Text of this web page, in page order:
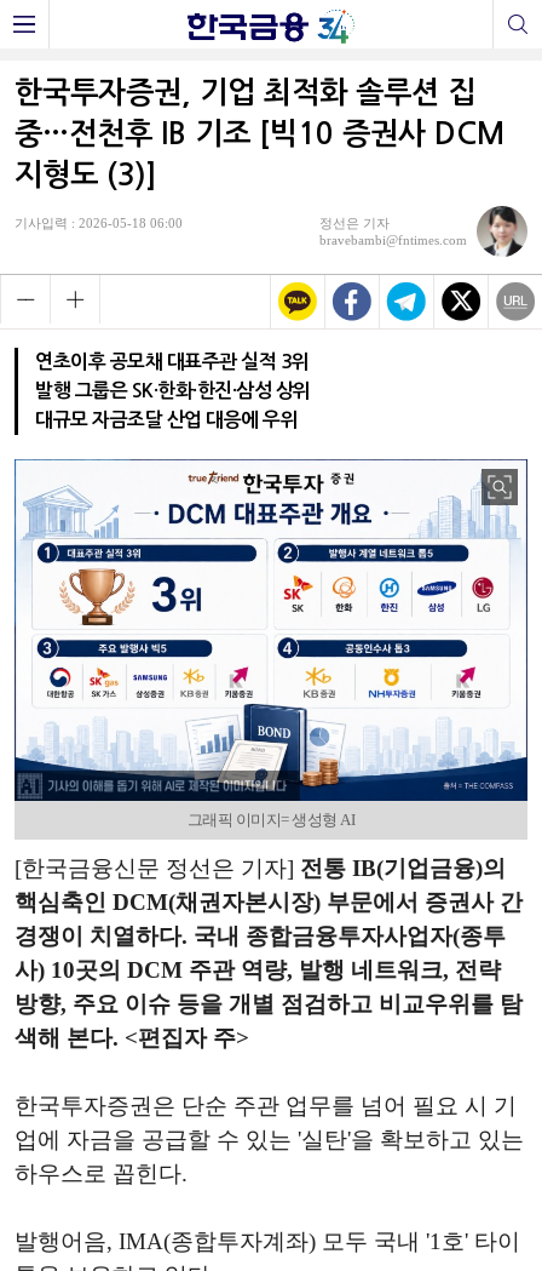
한국투자증권, 기업 최적화 솔루션 집
중…전천후 IB 기조 [빅10 증권사 DCM
지형도 (3)]
기사입력 : 2026-05-18 06:00
정선은 기자
bravebambi@fntimes.com
연초이후 공모채 대표주관 실적 3위
발행 그룹은 SK·한화·한진·삼성 상위
대규모 자금조달 산업 대응에 우위
그래픽 이미지= 생성형 AI
[한국금융신문 정선은 기자] 전통 IB(기업금융)의
핵심축인 DCM(채권자본시장) 부문에서 증권사 간
경쟁이 치열하다. 국내 종합금융투자사업자(종투
사) 10곳의 DCM 주관 역량, 발행 네트워크, 전략
방향, 주요 이슈 등을 개별 점검하고 비교우위를 탐
색해 본다. <편집자 주>
한국투자증권은 단순 주관 업무를 넘어 필요 시 기
업에 자금을 공급할 수 있는 '실탄'을 확보하고 있는
하우스로 꼽힌다.
발행어음, IMA(종합투자계좌) 모두 국내 '1호' 타이